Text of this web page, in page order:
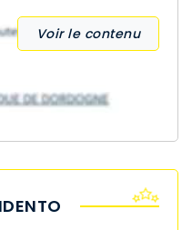
Voir le contenu